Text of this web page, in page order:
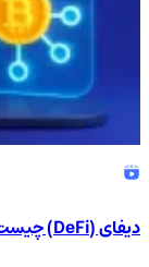
دیفای (DeFi) چیست؟ از وام‌دهی تا کسب درآمد